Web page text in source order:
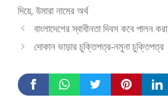
দিয়ে, উমারা নামের অর্থ
বাংলাদেশের স্বাধীনতা দিবস কবে পালন
দোকান ভাড়ার চুক্তিপত্র-নমুনা চুক্তিপত্র